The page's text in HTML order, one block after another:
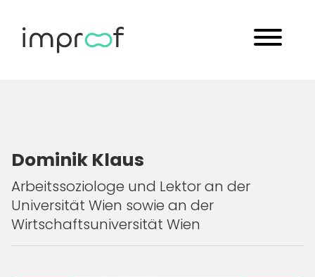
Dominik Klaus
Arbeitssoziologe und Lektor an der
Universität Wien sowie an der
Wirtschaftsuniversität Wien